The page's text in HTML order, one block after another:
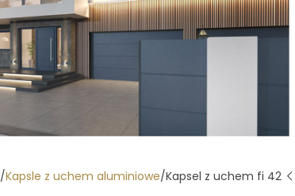
Kapsle z uchem aluminiowe Kapsel z uchem fi 42